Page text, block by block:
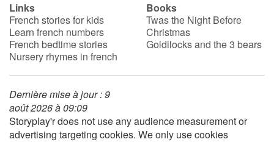
Links
French stories for kids
Learn french numbers
French bedtime stories
Nursery rhymes in french
Books
Twas the Night Before
Christmas
Goldilocks and the 3 bears
Dernière mise à jour : 9
août 2026 à 09:09
Storyplay'r does not use any audience measurement or
advertising targeting cookies. We only use cookies